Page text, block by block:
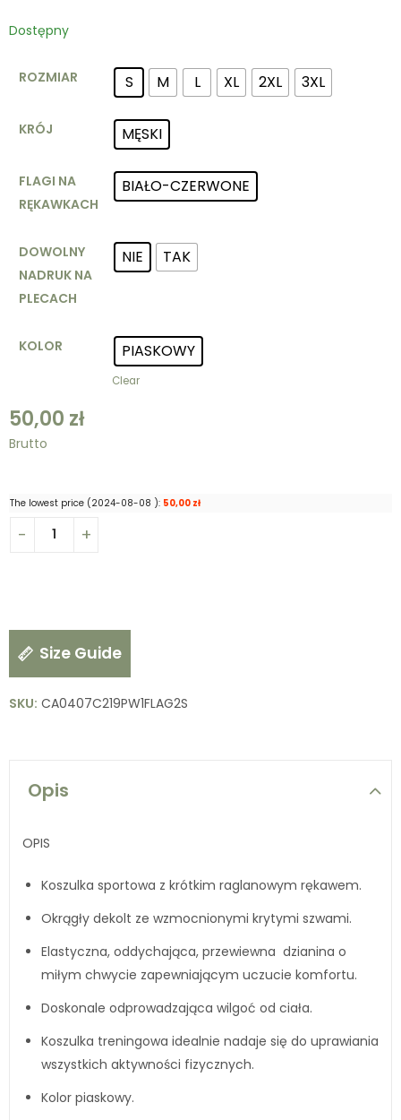
Dostępny
ROZMIAR S M L XL 2XL 3XL
KRÓJ MĘSKI
FLAGI NA
RĘKAWKACH
BIAŁO-CZERWONE
DOWOLNY
NADRUK NA
PLECACH
NIE TAK
KOLOR PIASKOWY
Clear
50,00 zł
Brutto
The lowest price (2024-08-08 ): 50,00 zł
Size Guide
SKU: CA0407C219PW1FLAG2S
Opis
OPIS
Koszulka sportowa z krótkim raglanowym rękawem.
Okrągły dekolt ze wzmocnionymi krytymi szwami.
Elastyczna, oddychająca, przewiewna dzianina o
miłym chwycie zapewniającym uczucie komfortu.
Doskonale odprowadzająca wilgoć od ciała.
Koszulka treningowa idealnie nadaje się do uprawiania
wszystkich aktywności fizycznych.
Kolor piaskowy.